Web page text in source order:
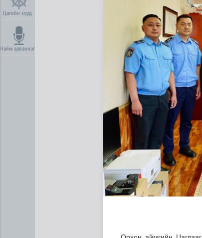
Цагийн хүрд
Найм арваннэг
Усны ослоос